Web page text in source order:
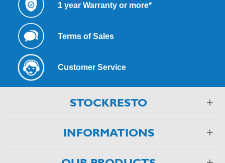
1 year Warranty or more*
Terms of Sales
Customer Service
STOCKRESTO
INFORMATIONS